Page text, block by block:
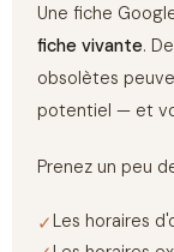
Une fiche
fiche vivante.
obsolètes
potentiel — et
Prenez un peu
Les horaires